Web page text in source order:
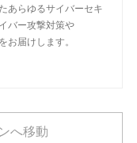
あらゆるサイバーセキ
バー攻撃対策や
届けします。
へ移動